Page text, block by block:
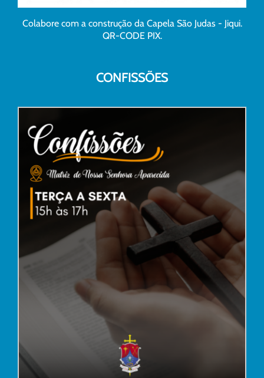
Colabore com a construção da Capela São Judas - Jiqui.
QR-CODE PIX.
CONFISSÕES